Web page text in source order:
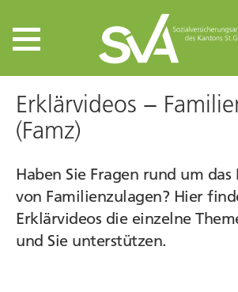
Erklärvideos −
(Famz)
Haben Sie Fragen rund um das
von Familienzulagen? Hier
Erklärvideos die einzelne
und Sie unterstützen.